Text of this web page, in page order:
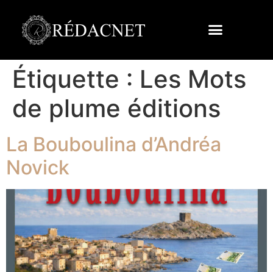
Étiquette : Les Mots
de plume éditions
La Bouboulina d’Andréa
Novick